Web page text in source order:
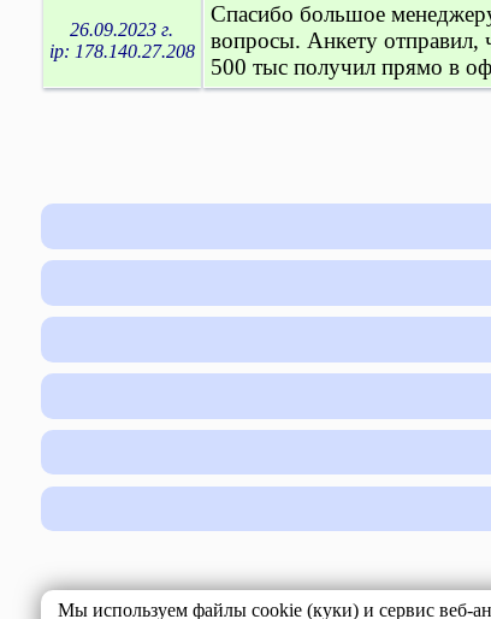
26.09.2023 г.
ip: 178.140.27.208
Спасибо большое
вопросы. Анкету отправил,
500 тыс получил прямо в
Мы используем файлы cookie (куки) и сервис веб-